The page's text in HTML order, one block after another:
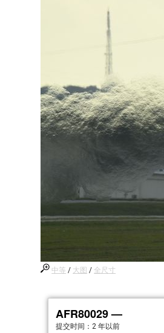
中等 / 大图 / 全尺寸
AFR80029 —
提交时间：2 年以前